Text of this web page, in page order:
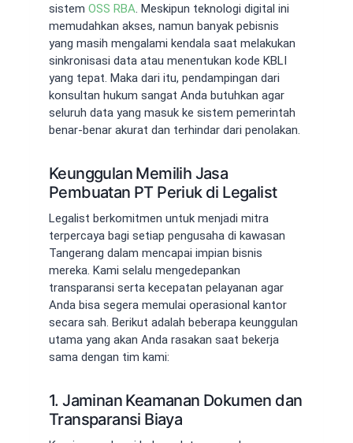
sistem OSS RBA. Meskipun teknologi digital ini
memudahkan akses, namun banyak pebisnis
yang masih mengalami kendala saat melakukan
sinkronisasi data atau menentukan kode KBLI
yang tepat. Maka dari itu, pendampingan dari
konsultan hukum sangat Anda butuhkan agar
seluruh data yang masuk ke sistem pemerintah
benar-benar akurat dan terhindar dari penolakan.
Keunggulan Memilih Jasa
Pembuatan PT Periuk di Legalist
Legalist berkomitmen untuk menjadi mitra
terpercaya bagi setiap pengusaha di kawasan
Tangerang dalam mencapai impian bisnis
mereka. Kami selalu mengedepankan
transparansi serta kecepatan pelayanan agar
Anda bisa segera memulai operasional kantor
secara sah. Berikut adalah beberapa keunggulan
utama yang akan Anda rasakan saat bekerja
sama dengan tim kami:
1. Jaminan Keamanan Dokumen dan
Transparansi Biaya